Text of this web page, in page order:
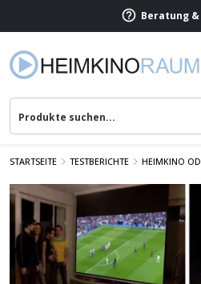
Beratung &
STARTSEITE TESTBERICHTE HEIMKINO